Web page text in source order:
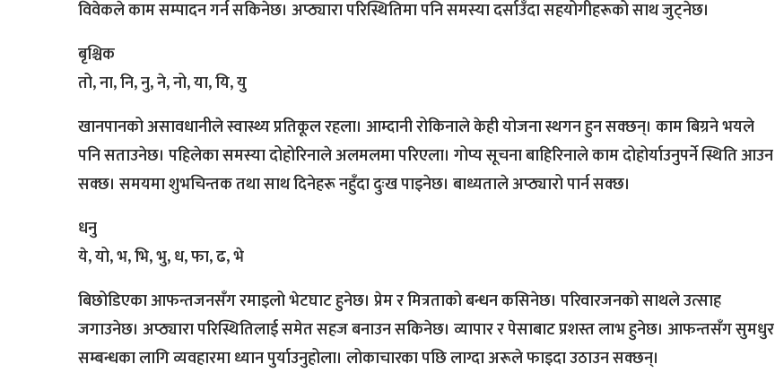
विवेकले काम सम्पादन गर्न सकिनेछ। अप्ठ्यारा परिस्थितिमा पनि समस्या दर्साउँदा सहयोगीहरूको साथ जुट्नेछ।
बृश्चिक
तो, ना, नि, नु, ने, नो, या, यि, यु
खानपानको असावधानीले स्वास्थ्य प्रतिकूल रहला। आम्दानी रोकिनाले केही योजना स्थगन हुन सक्छन्। काम बिग्रने भयले
पनि सताउनेछ। पहिलेका समस्या दोहोरिनाले अलमलमा परिएला। गोप्य सूचना बाहिरिनाले काम दोहोर्याउनुपर्ने स्थिति आउन
सक्छ। समयमा शुभचिन्तक तथा साथ दिनेहरू नहुँदा दुःख पाइनेछ। बाध्यताले अप्ठ्यारो पार्न सक्छ।
धनु
ये, यो, भ, भि, भु, ध, फा, ढ, भे
बिछोडिएका आफन्तजनसँग रमाइलो भेटघाट हुनेछ। प्रेम र मित्रताको बन्धन कसिनेछ। परिवारजनको साथले उत्साह
जगाउनेछ। अप्ठ्यारा परिस्थितिलाई समेत सहज बनाउन सकिनेछ। व्यापार र पेसाबाट प्रशस्त लाभ हुनेछ। आफन्तसँग सुमधुर
सम्बन्धका लागि व्यवहारमा ध्यान पुर्याउनुहोला। लोकाचारका पछि लाग्दा अरूले फाइदा उठाउन सक्छन्।